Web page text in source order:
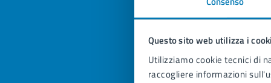
Questo sito web utilizza i
Utilizziamo cookie tecnici di
raccogliere informazioni